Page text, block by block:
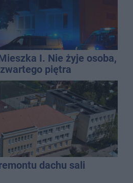
I. Nie żyje osoba,
piętra
dachu sali